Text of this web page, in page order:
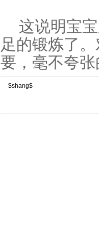
这说明宝
足的锻炼了
要，毫不夸
$shang$